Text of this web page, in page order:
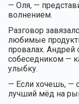
— Оля, —
волнением.
Разговор
любимые
провалах. Андрей
собеседником —
улыбку.
— Если хочешь, —
лучший мёд на